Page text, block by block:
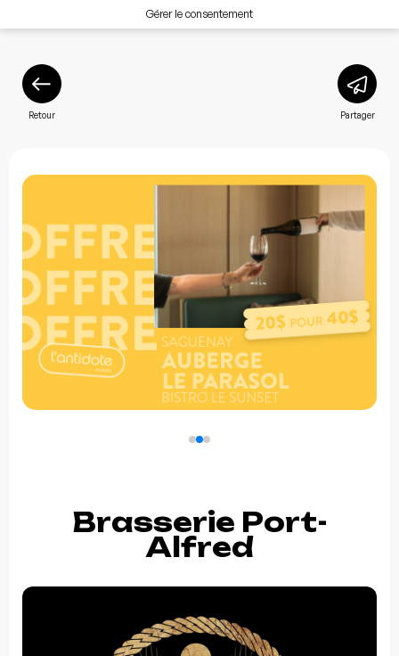
Gérer le consentement
Retour Partager
Brasserie Port-
Alfred